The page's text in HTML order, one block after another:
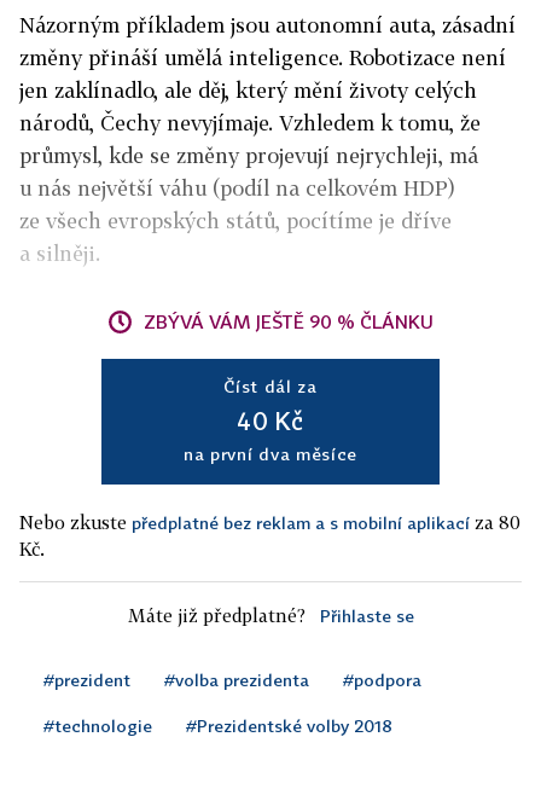
Názorným příkladem jsou autonomní auta, zásadní
změny přináší umělá inteligence. Robotizace není
jen zaklínadlo, ale děj, který mění životy celých
národů, Čechy nevyjímaje. Vzhledem k tomu, že
průmysl, kde se změny projevují nejrychleji, má
u nás největší váhu (podíl na celkovém HDP)
ze všech evropských států, pocítíme je dříve
a silněji.
ZBÝVÁ VÁM JEŠTĚ 90 % ČLÁNKU
Číst dál za
40 Kč
na první dva měsíce
Nebo zkuste předplatné bez reklam a s mobilní aplikací za 80
Kč.
Máte již předplatné? Přihlaste se
#prezident #volba prezidenta #podpora
#technologie #Prezidentské volby 2018